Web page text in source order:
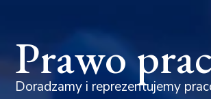
Prawo
Doradzamy i reprezentujemy